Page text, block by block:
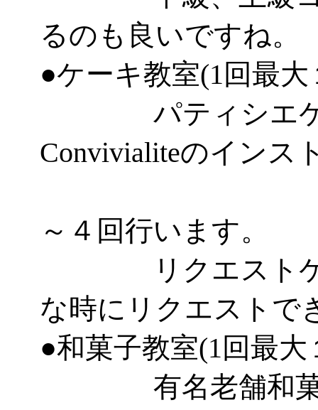
るのも良いですね。
●ケーキ教室(1回最大
パティシエケー
Convivialiteのインス
～４回行います。
リクエストケー
な時にリクエストで
●和菓子教室(1回最大
有名老舗和菓子